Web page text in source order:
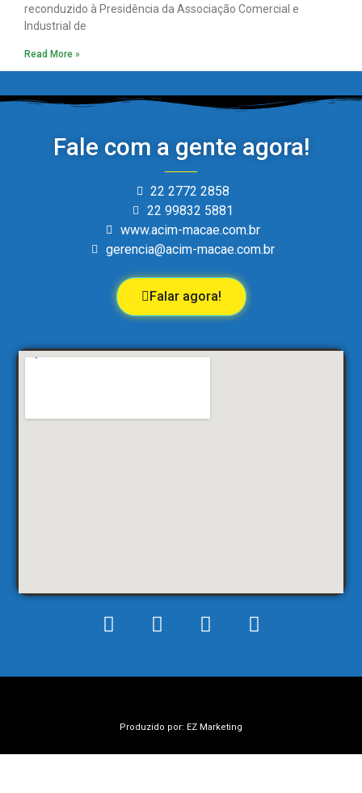
reconduzido à Presidência da Associação Comercial e
Industrial de
Read More »
Fale com a gente agora!
22 2772 2858
22 99832 5881
www.acim-macae.com.br
gerencia@acim-macae.com.br
Falar agora!
Produzido por: EZ Marketing